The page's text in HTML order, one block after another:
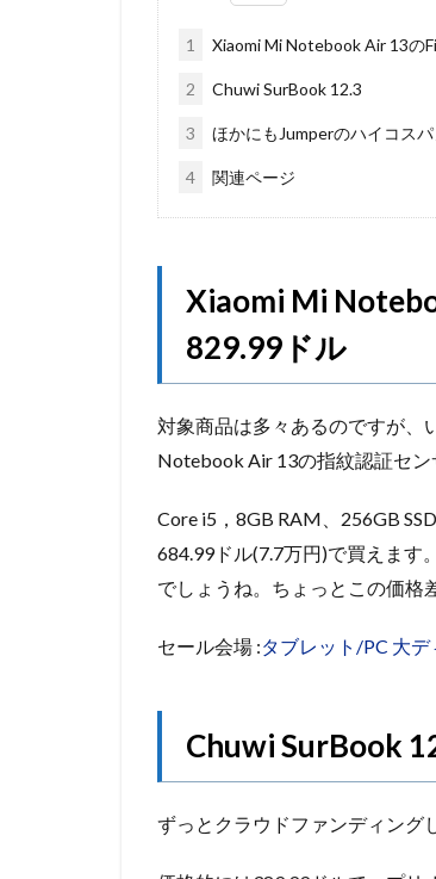
1 Xiaomi Mi Notebook Air 13の
2 Chuwi SurBook 12.3
3 ほかにもJumperのハイコス
4 関連ページ
Xiaomi Mi
829.99ドル
対象商品は多々あるのですが、
Notebook Air 13の指紋認証セン
Core i5，8GB RAM、256GB
684.99ドル(7.7万円)で買えます
でしょうね。ちょっとこの価格
セール会場 :タブレット/PC 大
Chuwi SurBook
ずっとクラウドファンディング